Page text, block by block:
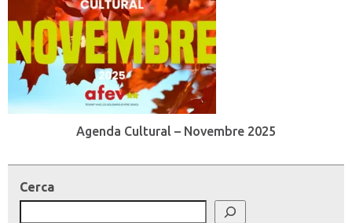
Agenda Cultural – Novembre 2025
Cerca